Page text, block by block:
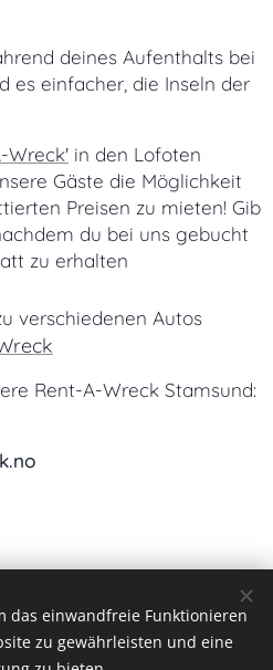
deines Aufenthalts bei
es einfacher, die Inseln der
Wreck' in den Lofoten
Gäste die Möglichkeit
Preisen zu mieten! Gib
du bei uns gebucht
zu erhalten
verschiedenen Autos
Rent-A-Wreck Stamsund:
| 2026 |
Startseite
das einwandfreie Funktionieren
zu gewährleisten und eine